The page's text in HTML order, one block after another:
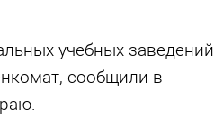
учебных заведений
сообщили в